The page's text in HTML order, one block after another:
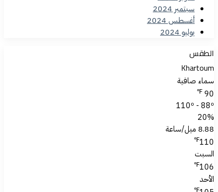
سبتمبر 2024
أغسطس 2024
يوليو 2024
الطقس
Khartoum
سماء صافية
90
℉
110º - 88º
20%
8.88 ميل/ساعة
110
℉
السبت
106
℉
الأحد
℉